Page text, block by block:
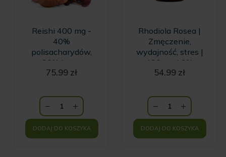
Reishi 400 mg -
40%
polisacharydów,
30% beta-
glukanów -
75.99 zł
DODAJ DO KOSZYKA
Rhodiola Rosea |
Zmęczenie,
wydajność, stres |
420 mg | 3%
salidrozydów i 1%
Biowen
54.99 zł
DODAJ DO KOSZYKA